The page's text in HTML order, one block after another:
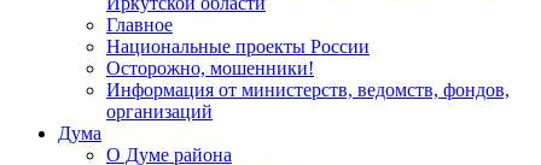
Главное
Национальные проекты России
Осторожно, мошенники!
Информация от министерств, ведомств, фондов,
организаций
Дума
О Думе района